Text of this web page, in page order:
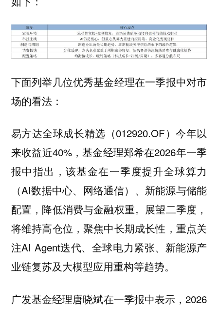
下面列举几位优秀基金经理在一季报中对市
场的看法：
易方达全球成长精选（012920.OF）今年以
来收益近40%，基金经理郑希在2026年一季
报中指出，该基金在一季度提升全球算力
（AI数据中心、网络通信）、新能源与储能
配置，降低消费与金融权重。展望二季度，
将维持高仓位，聚焦中长期成长性，重点关
注AI Agent迭代、全球电力紧张、新能源产
业链复苏及大模型应用重构等趋势。
广发基金经理唐晓斌在一季报中表示，2026